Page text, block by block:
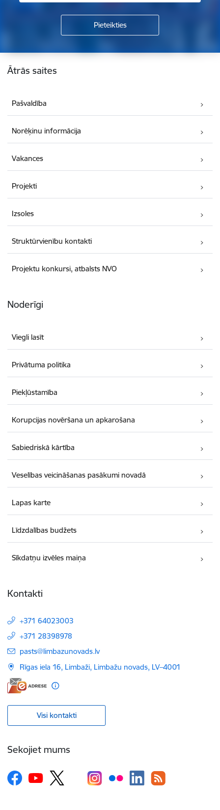
Kājene
Ātrās saites
Pašvaldība
Norēķinu informācija
Vakances
Projekti
Izsoles
Struktūrvienību kontakti
Projektu konkursi, atbalsts NVO
Noderīgi
Viegli lasīt
Privātuma politika
Piekļūstamība
Korupcijas novēršana un apkarošana
Sabiedriskā kārtība
Veselības veicināšanas pasākumi novadā
Lapas karte
Līdzdalības budžets
Sīkdatņu izvēles maiņa
Kontakti
+371 64023003
+371 28398978
E-pasts:
pasts@limbazunovads.lv
Rīgas iela 16, Limbaži, Limbažu novads, LV–4001
Visi kontakti
Sekojiet mums